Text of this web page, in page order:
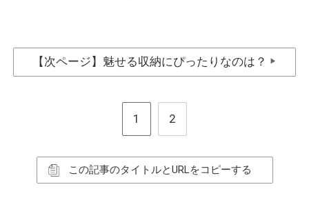
【次ページ】魅せる収納にぴったりなのは？ ▶
1 2
この記事のタイトルとURLをコピーする